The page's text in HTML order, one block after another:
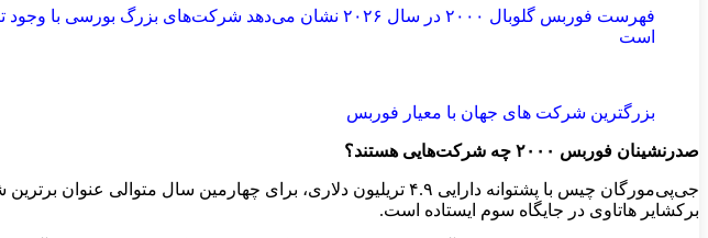
فهرست فوربس گلوبال ۲۰۰۰ در سال ۲۰۲۶ نشان می‌دهد
است
بزرگترین شرکت های جهان با معیار فوربس
صدرنشینان فوربس ۲۰۰۰ چه شرکت‌هایی هستند؟
جی‌پی‌مورگان چیس با پشتوانه دارایی ۴.۹ تریلیون دلاری، برای
برکشایر هاتاوی در جایگاه سوم ایستاده است.